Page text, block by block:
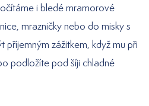
i bledé mramorové
mrazničky nebo do misky s
příjemným zážitkem, když mu při
podložíte pod šíji chladné